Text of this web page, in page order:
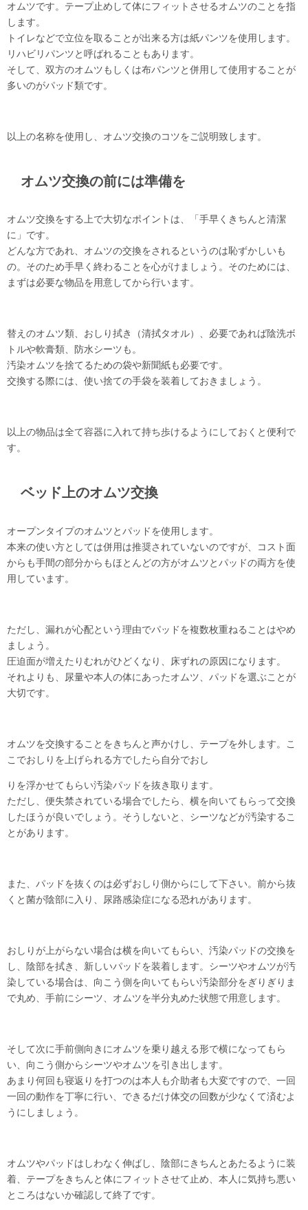
オムツです。テープ止めして体にフィットさせるオムツのことを指
します。
トイレなどで立位を取ることが出来る方は紙パンツを使用します。
リハビリパンツと呼ばれることもあります。
そして、双方のオムツもしくは布パンツと併用して使用することが
多いのがパッド類です。
以上の名称を使用し、オムツ交換のコツをご説明致します。
オムツ交換の前には準備を
オムツ交換をする上で大切なポイントは、「手早くきちんと清潔
に」です。
どんな方であれ、オムツの交換をされるというのは恥ずかしいも
の。そのため手早く終わることを心がけましょう。そのためには、
まずは必要な物品を用意してから行います。
替えのオムツ類、おしり拭き（清拭タオル）、必要であれば陰洗ボ
トルや軟膏類、防水シーツも。
汚染オムツを捨てるための袋や新聞紙も必要です。
交換する際には、使い捨ての手袋を装着しておきましょう。
以上の物品は全て容器に入れて持ち歩けるようにしておくと便利で
す。
ベッド上のオムツ交換
オープンタイプのオムツとパッドを使用します。
本来の使い方としては併用は推奨されていないのですが、コスト面
からも手間の部分からもほとんどの方がオムツとパッドの両方を使
用しています。
ただし、漏れが心配という理由でパッドを複数枚重ねることはやめ
ましょう。
圧迫面が増えたりむれがひどくなり、床ずれの原因になります。
それよりも、尿量や本人の体にあったオムツ、パッドを選ぶことが
大切です。
オムツを交換することをきちんと声かけし、テープを外します。こ
こでおしりを上げられる方でしたら自分でおし
りを浮かせてもらい汚染パッドを抜き取ります。
ただし、便失禁されている場合でしたら、横を向いてもらって交換
したほうが良いでしょう。そうしないと、シーツなどが汚染するこ
とがあります。
また、パッドを抜くのは必ずおしり側からにして下さい。前から抜
くと菌が陰部に入り、尿路感染症になる恐れがあります。
おしりが上がらない場合は横を向いてもらい、汚染パッドの交換を
し、陰部を拭き、新しいパッドを装着します。シーツやオムツが汚
染している場合は、向こう側を向いてもらい汚染部分をぎりぎりま
で丸め、手前にシーツ、オムツを半分丸めた状態で用意します。
そして次に手前側向きにオムツを乗り越える形で横になってもら
い、向こう側からシーツやオムツを引き出します。
あまり何回も寝返りを打つのは本人も介助者も大変ですので、一回
一回の動作を丁寧に行い、できるだけ体交の回数が少なくて済むよ
うにしましょう。
オムツやパッドはしわなく伸ばし、陰部にきちんとあたるように装
着、テープをきちんと体にフィットさせて止め、本人に気持ち悪い
ところはないか確認して終了です。